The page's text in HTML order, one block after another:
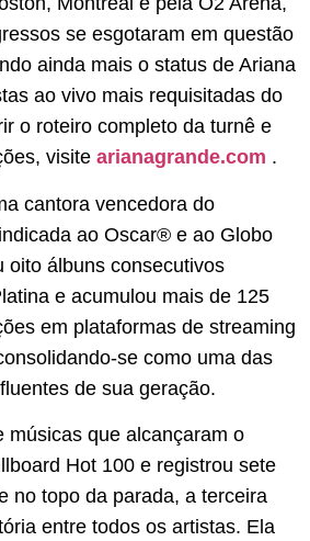
se esgotaram em questão
ainda mais o status de Ariana
ao vivo mais requisitadas do
o roteiro completo da turnê e
visite arianagrande.com .
cantora vencedora do
ao Oscar® e ao Globo
oito álbuns consecutivos
e acumulou mais de 125
em plataformas de streaming
se como uma das
de sua geração.
músicas que alcançaram o
Hot 100 e registrou sete
no topo da parada, a terceira
entre todos os artistas. Ela